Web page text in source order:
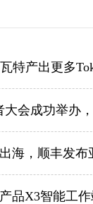
特产出更多
大会成功举办
海，顺丰发
品X3智能工